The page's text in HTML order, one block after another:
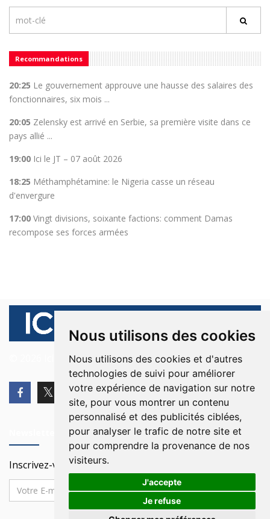
Nous utilisons des cookies
Nous utilisons des cookies et d'autres
technologies de suivi pour améliorer
votre expérience de navigation sur notre
site, pour vous montrer un contenu
personnalisé et des publicités ciblées,
pour analyser le trafic de notre site et
pour comprendre la provenance de nos
visiteurs.
J'accepte
Je refuse
Recommandations
20:25 Le gouvernement approuve une hausse des salaires des
fonctionnaires, six mois ...
20:05 Zelensky est arrivé en Serbie, sa première visite dans ce
pays allié ...
19:00 Ici le JT – 07 août 2026
18:25 Méthamphétamine: le Nigeria casse un réseau
d'envergure
17:00 Vingt divisions, soixante factions: comment Damas
recompose ses forces armées
© 2026 Ici Beyrouth. Tous les droits sont réservés.
Inscrivez-vous à notre Newsletter